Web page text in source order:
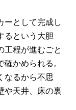
ーとして完成し
るという大胆
工程が進むごと
かめられる。
なるから不思
や天井、床の裏